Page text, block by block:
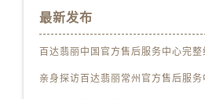
最新发布